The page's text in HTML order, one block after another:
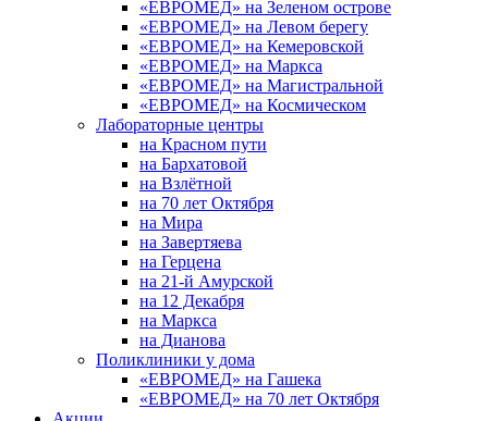
«ЕВРОМЕД» на Зеленом острове
«ЕВРОМЕД» на Левом берегу
«ЕВРОМЕД» на Кемеровской
«ЕВРОМЕД» на Маркса
«ЕВРОМЕД» на Магистральной
«ЕВРОМЕД» на Космическом
Лабораторные центры
на Красном пути
на Бархатовой
на Взлётной
на 70 лет Октября
на Мира
на Завертяева
на Герцена
на 21-й Амурской
на 12 Декабря
на Маркса
на Дианова
Поликлиники у дома
«ЕВРОМЕД» на Гашека
«ЕВРОМЕД» на 70 лет Октября